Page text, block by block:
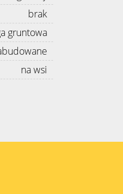
brak
gruntowa
na wsi